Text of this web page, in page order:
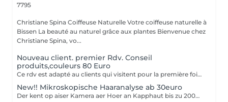
7795
Christiane Spina Coiffeuse Naturelle Votre coiffeuse naturelle à
Bissen La beauté au naturel grâce aux plantes Bienvenue chez
Christiane Spina, vo...
Nouveau client. premier Rdv. Conseil
produits,couleurs 80 Euro
Ce rdv est adapté au clients qui visitent pour la première fois notre salon. Ce conseil contient l'explication des produits adaptés au besoin de vos cheveux et vos problèmes. En plus on vous explique la coloration aux plantes inclus ses grandes avantages pour vos cheveux et cuir chevelur. Comment on quitte la coloration chemique en coloration aux plantes? Ce jour même on peut pas réaliser une coloration naturelle, il faut un temps d'adaption de quelques jours. N'hésiter pas à nous cantacter pour plus informations. Avec notre concept on vous garantis d'avoir vos cheveux brillants et de bonne santé sans chute de cheveux.
New!! Mikroskopische Haaranalyse ab 30euro
Der kent op aiser Kamera aer Hoer an Kapphaut bis zu 200mol vergréissert gesin. Als forméierten Hoer Coach, kann ech Hoerausfall, Schuppen, Hoersplizz, Ekzemen etc diagnostizéiren. Durch meng 40 Joer lang Erfahrung als Coiffeuse, kann ech Iech helelfen aer Problemer ze léisen.